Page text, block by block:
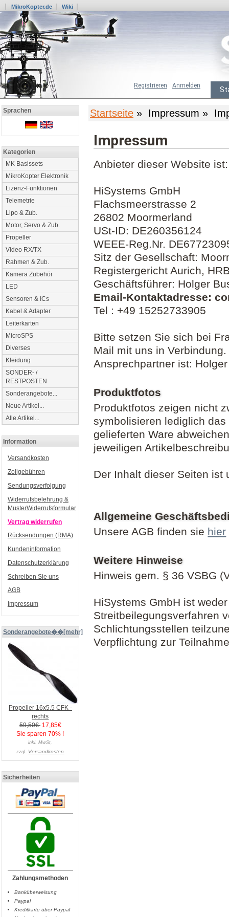
MikroKopter.de Wiki
Anmelden
Registrieren
Sprachen
Kategorien
MK Basissets
MikroKopter Elektronik
Lizenz-Funktionen
Telemetrie
Lipo & Zub.
Motor, Servo & Zub.
Propeller
Video RX/TX
Rahmen & Zub.
Kamera Zubehör
LED
Sensoren & ICs
Kabel & Adapter
Leiterkarten
MicroSPS
Diverses
Kleidung
SONDER- /
RESTPOSTEN
Sonderangebote...
Neue Artikel...
Alle Artikel...
Information
Versandkosten
Zollgebühren
Sendungsverfolgung
Widerrufsbelehrung &
MusterWiderrufsformular
Vertrag widerrufen
Rücksendungen (RMA)
Kundeninformation
Datenschutzerklärung
Schreiben Sie uns
AGB
Impressum
Sonderangebote��[mehr]
Propeller 16x5.5 CFK -
rechts
59,50€ 17,85€
Sie sparen 70% !
inkl. MwSt,
zzgl. Versandkosten
Sicherheiten
Zahlungsmethoden
Banküberweisung
Paypal
Kreditkarte über Paypal
Startseite » Impressum »
Impressum
Anbieter dieser Website ist:
HiSystems GmbH
Flachsmeerstrasse 2
26802 Moormerland
USt-ID: DE260356124
WEEE-Reg.Nr.
Sitz der Gesellschaft:
Registergericht Aurich,
Geschäftsführer: Holger
Email-Kontaktadresse:
Tel : +49 15252733905
Bitte setzen Sie sich bei
Mail mit uns in Verbindung.
Ansprechpartner ist:
Produktfotos
Produktfotos zeigen nicht
symbolisieren lediglich
gelieferten Ware
jeweiligen
Der Inhalt dieser Seiten ist
Allgemeine
Unsere AGB finden sie hier
Weitere Hinweise
Hinweis gem. § 36 VSBG
HiSystems GmbH ist
Streitbeilegungsverfahren
Schlichtungsstellen
Verpflichtung zur